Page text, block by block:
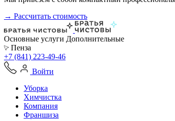
→ Рассчитать стоимость
Основные услуги Дополнительные
Пенза
+7 (841) 223-49-46
Войти
Уборка
Химчистка
Компания
Франшиза